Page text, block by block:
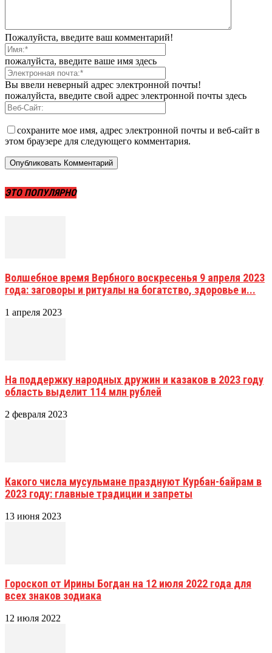
Пожалуйста, введите ваш комментарий!
пожалуйста, введите ваше имя здесь
Вы ввели неверный адрес электронной почты!
пожалуйста, введите свой адрес электронной почты здесь
сохраните мое имя, адрес электронной почты и веб-сайт в
этом браузере для следующего комментария.
ЭТО ПОПУЛЯРНО
Волшебное время Вербного воскресенья 9 апреля 2023
года: заговоры и ритуалы на богатство, здоровье и...
1 апреля 2023
На поддержку народных дружин и казаков в 2023 году
область выделит 114 млн рублей
2 февраля 2023
Какого числа мусульмане празднуют Курбан-байрам в
2023 году: главные традиции и запреты
13 июня 2023
Гороскоп от Ирины Богдан на 12 июля 2022 года для
всех знаков зодиака
12 июля 2022